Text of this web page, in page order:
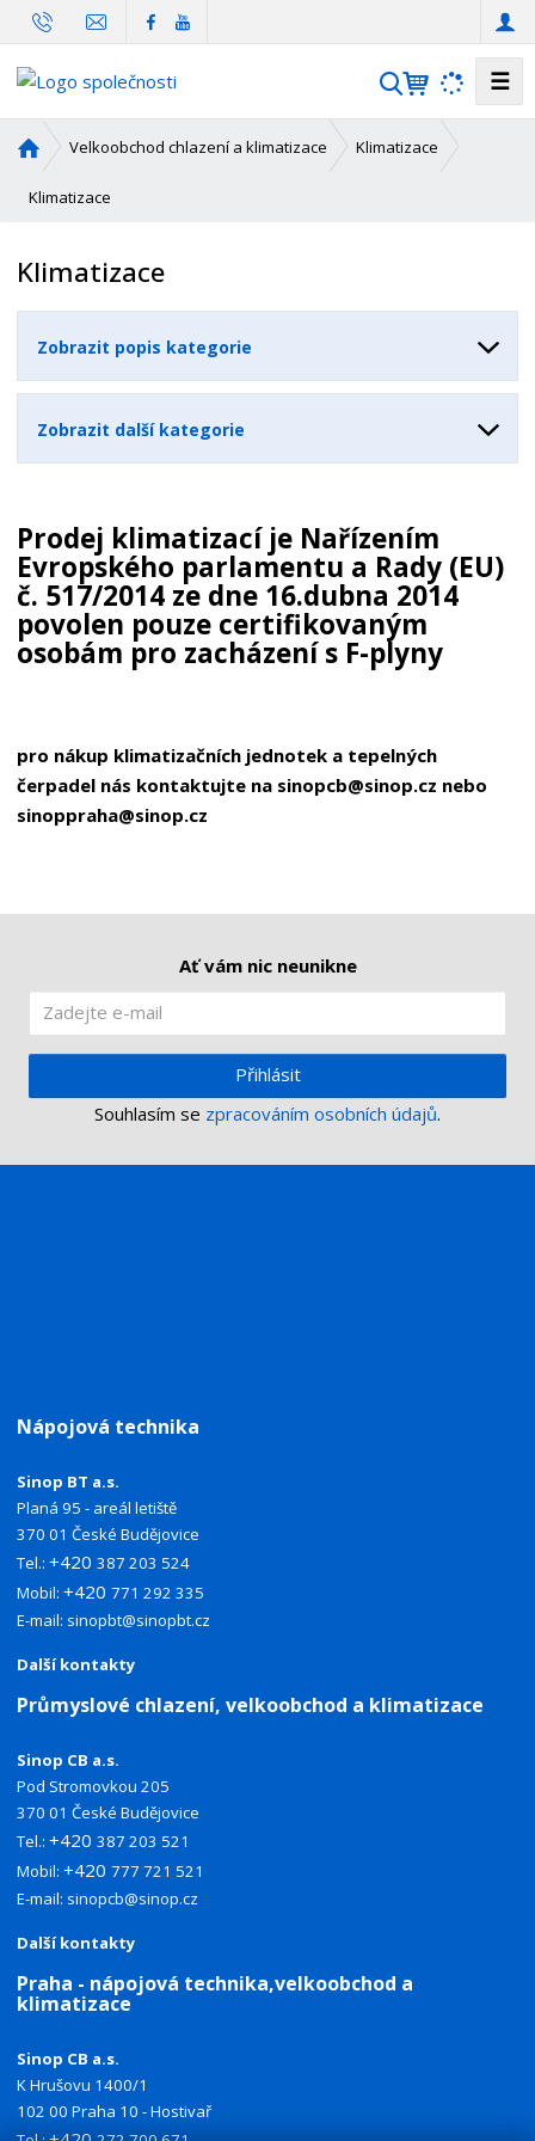
V
h
☰
v
o
r
a
a
Velkoobchod chlazení a klimatizace Klimatizace
Klimatizace
Klimatizace
Zobrazit popis kategorie
Zobrazit další kategorie
Prodej klimatizací je Nařízením
Evropského parlamentu a Rady (EU)
č. 517/2014 ze dne 16.dubna 2014
povolen pouze certifikovaným
osobám pro zacházení s F-plyny
pro nákup klimatizačních jednotek a tepelných
čerpadel nás kontaktujte na sinopcb@sinop.cz nebo
sinoppraha@sinop.cz
Ať vám nic neunikne
Přihlásit
Souhlasím se zpracováním osobních údajů.
Nápojová technika
Sinop BT a.s.
Planá 95 - areál letiště
370 01 České Budějovice
Tel.:+420387 203 524
Mobil:+420771 292 335
E-mail: sinopbt@sinopbt.cz
Další kontakty
Průmyslové chlazení, velkoobchod a klimatizace
Sinop CB a.s.
Pod Stromovkou 205
370 01 České Budějovice
Tel.:+420387 203 521
Mobil:+420777 721 521
E-mail: sinopcb@sinop.cz
Další kontakty
Praha - nápojová technika,velkoobchod a
klimatizace
Sinop CB a.s.
K Hrušovu 1400/1
102 00 Praha 10 - Hostivař